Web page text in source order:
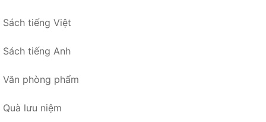
Sách tiếng Việt
Sách tiếng Anh
Văn phòng phẩm
Quà lưu niệm